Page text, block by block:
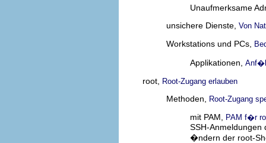
Unaufmerksame
unsichere Dienste, Von
Workstations und PCs,
Applikationen,
root, Root-Zugang erlauben
Methoden, Root-Zugang
mit PAM, PAM f�r
SSH-
�ndern der root-